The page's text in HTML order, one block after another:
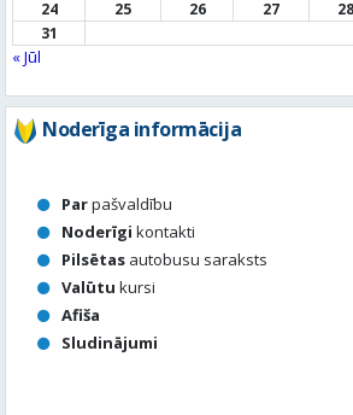
24 25 26 27 28
31
« Jūl
Noderīga informācija
Parpašvaldību
Noderīgi kontakti
Pilsētas autobusu saraksts
Valūtu kursi
Afiša
Sludinājumi